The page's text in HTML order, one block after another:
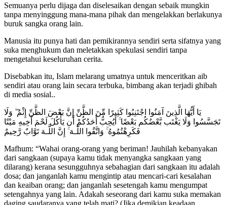
Semuanya perlu dijaga dan diselesaikan dengan sebaik mungkin
tanpa menyinggung mana-mana pihak dan mengelakkan berlakunya
buruk sangka orang lain.
Manusia itu punya hati dan pemikirannya sendiri serta sifatnya yang
suka menghukum dan meletakkan spekulasi sendiri tanpa
mengetahui keseluruhan cerita.
Disebabkan itu, Islam melarang umatnya untuk menceritkan aib
sendiri atau orang lain secara terbuka, bimbang akan terjadi ghibah
di media sosial..
يَا أَيُّهَا الَّذِينَ آمَنُوا اجْتَنِبُوا كَثِيرًا مِّنَ الظَّنِّ إِنَّ بَعْضَ الظَّنِّ إِثْمٌ ۖ وَلَا
تَجَسَّسُوا وَلَا يَغْتَب بَّعْضُكُم بَعْضًا ۚ أَيُحِبُّ أَحَدُكُمْ أَن يَأْكُلَ لَحْمَ أَخِيهِ مَيْتًا
فَكَرِهْتُمُوهُ ۚ وَاتَّقُوا اللَّـهَ ۚ إِنَّ اللَّـهَ تَوَّابٌ رَّحِيمٌ
Mafhum: “Wahai orang-orang yang beriman! Jauhilah kebanyakan
dari sangkaan (supaya kamu tidak menyangka sangkaan yang
dilarang) kerana sesungguhnya sebahagian dari sangkaan itu adalah
dosa; dan janganlah kamu mengintip atau mencari-cari kesalahan
dan keaiban orang; dan janganlah sesetengah kamu mengumpat
setengahnya yang lain. Adakah seseorang dari kamu suka memakan
daging saudaranya yang telah mati? (Jika demikian keadaan